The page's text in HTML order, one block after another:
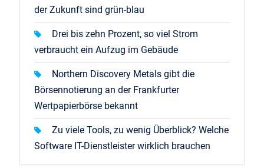
der Zukunft sind grün-blau
Drei bis zehn Prozent, so viel Strom
verbraucht ein Aufzug im Gebäude
Northern Discovery Metals gibt die
Börsennotierung an der Frankfurter
Wertpapierbörse bekannt
Zu viele Tools, zu wenig Überblick? Welche
Software IT-Dienstleister wirklich brauchen